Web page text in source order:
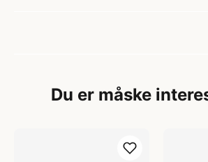
Du er måske